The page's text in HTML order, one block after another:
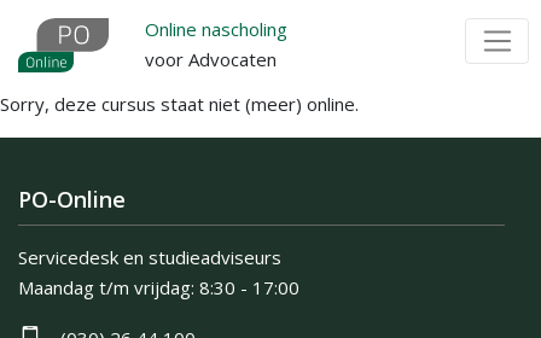
Overslaan
naar
de
inhoud
Online nascholing
voor Advocaten
Sorry, deze cursus staat niet (meer) online.
PO-Online
Servicedesk en studieadviseurs
Maandag t/m vrijdag: 8:30 - 17:00